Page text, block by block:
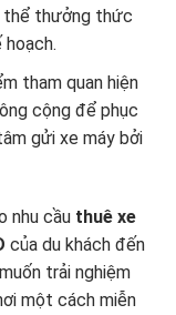
thể thưởng thức
hoạch.
tham quan hiện
cộng để phục
gửi xe máy bởi
nhu cầu thuê xe
của du khách đến
trải nghiệm
một cách miễn